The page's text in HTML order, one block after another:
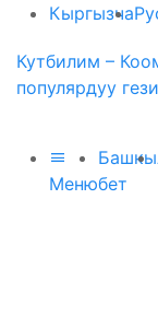
Кыргызча
Кутбилим –
популярдуу
Меню
Башкы
бет